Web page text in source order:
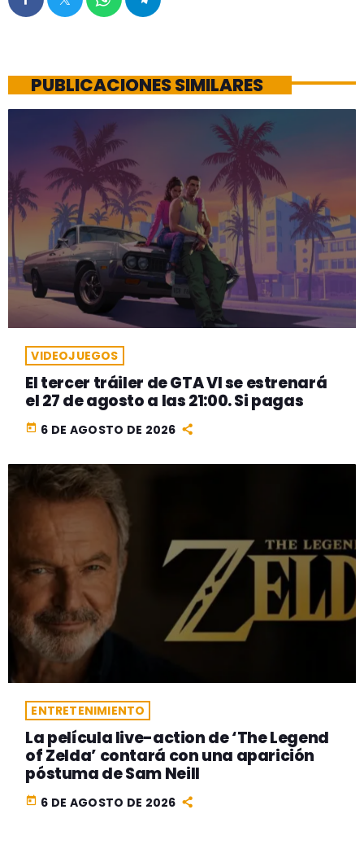
PUBLICACIONES SIMILARES
VIDEOJUEGOS
El tercer tráiler de GTA VI se estrenará
el 27 de agosto a las 21:00. Si pagas
today 6 DE AGOSTO DE 2026
ENTRETENIMIENTO
La película live-action de ‘The Legend
of Zelda’ contará con una aparición
póstuma de Sam Neill
today 6 DE AGOSTO DE 2026